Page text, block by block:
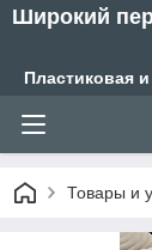
Широкий
Пластиковая
Товары и